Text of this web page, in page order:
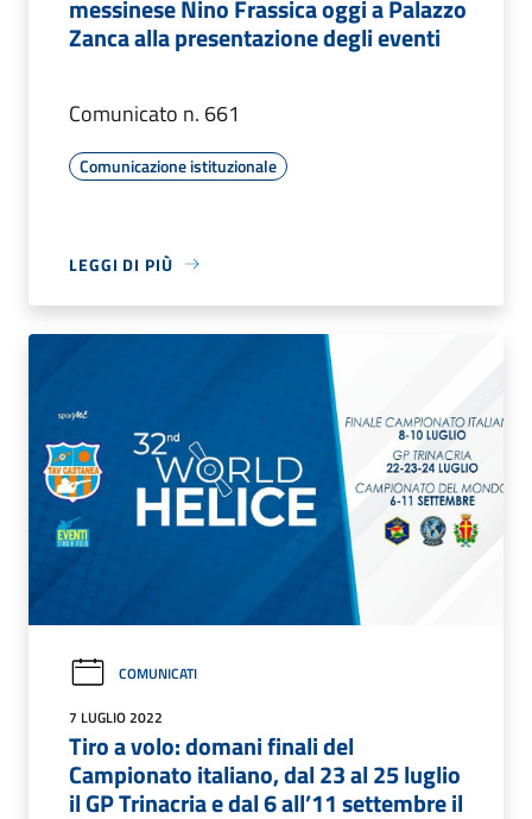
messinese Nino Frassica oggi a Palazzo
Zanca alla presentazione degli eventi
Comunicato n. 661
Comunicazione istituzionale
LEGGI DI PIÙ
COMUNICATI
7 LUGLIO 2022
Tiro a volo: domani finali del
Campionato italiano, dal 23 al 25 luglio
il GP Trinacria e dal 6 all’11 settembre il